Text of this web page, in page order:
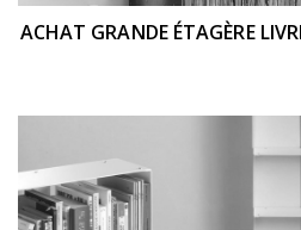
ACHAT GRANDE ÉTAGÈRE